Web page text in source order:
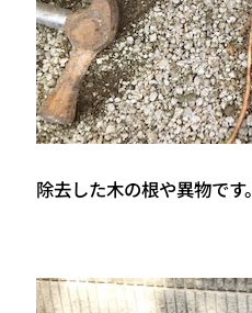
除去した木の根や異物です。